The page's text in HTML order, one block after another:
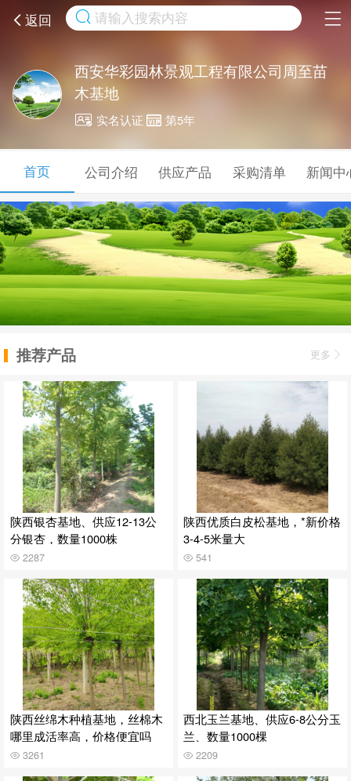
返回 取消
西安华彩园林景观工程有限公司周至苗
木基地
实名认证 第5年
首页 公司介绍 供应产品 采购清单 新闻中
推荐产品 更多
陕西银杏基地、供应12-13公
分银杏，数量1000株
2287
陕西优质白皮松基地，*新价格
3-4-5米量大
541
陕西丝绵木种植基地，丝棉木
哪里成活率高，价格便宜吗
3261
西北玉兰基地、供应6-8公分玉
兰、数量1000棵
2209